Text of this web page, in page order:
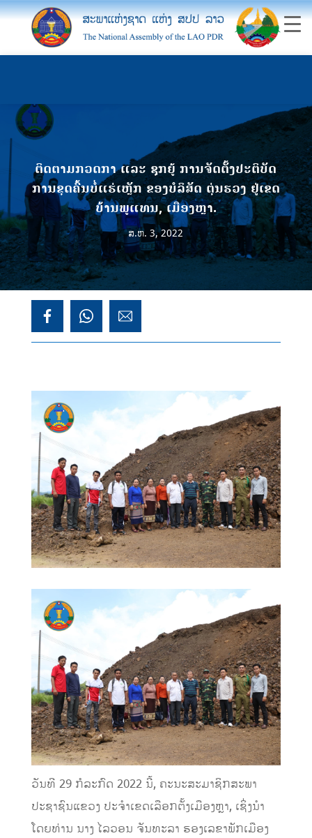
ຕິດຕາມກວດກາ ແລະ ຊຸກຍູ້ ການຈັດຕັ້ງປະຕິບັດ
ການຂຸດຄົ້ນບໍ່ແຮ່ເຫຼັກ ຂອງບໍລິສັດ ຕຸ່ນຮວງ ຢູ່ເຂດ
ບ້ານພູແທນ, ເມືອງຫຼາ.
ສ.ຫ. 3, 2022
ວັນທີ 29 ກໍລະກົດ 2022 ນີ້, ຄະນະສະມາຊິກສະພາ
ປະຊາຊົນແຂວງ ປະຈຳເຂດເລືອກຕັ້ງເມືອງຫຼາ, ເຊິ່ງນຳ
ໂດຍທ່ານ ນາງ ໄລວອນ ຈັນທະລາ ຮອງເລຂາພັກເມືອງ